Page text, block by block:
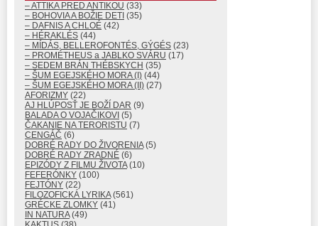
– ATTIKA PRED ANTIKOU (33)
– BOHOVIA A BOŽIE DETI (35)
– DAFNIS A CHLOÉ (42)
– HÉRAKLÉS (44)
– MÍDÁS, BELLEROFONTÉS, GÝGÉS (23)
– PROMÉTHEUS a JABLKO SVÁRU (17)
– SEDEM BRÁN THÉBSKYCH (35)
– ŠUM EGEJSKÉHO MORA (I) (44)
– ŠUM EGEJSKÉHO MORA (II) (27)
AFORIZMY (22)
AJ HLÚPOSŤ JE BOŽÍ DAR (9)
BALADA O VOJAČIKOVI (5)
ČAKANIE NA TERORISTU (7)
CENGÁČ (6)
DOBRÉ RADY DO ŽIVORENIA(5)
DOBRÉ RADY ZRADNÉ (6)
EPIZÓDY Z FILMU ŽIVOTA(10)
FEFERÓNKY (100)
FEJTÓNY (22)
FILOZOFICKÁ LYRIKA(561)
GRÉCKE ZLOMKY (41)
IN NATURA(49)